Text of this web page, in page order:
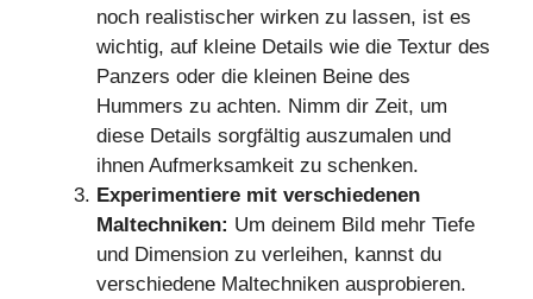
noch realistischer wirken zu lassen, ist es
wichtig, auf kleine Details wie die Textur des
Panzers oder die kleinen Beine des
Hummers zu achten. Nimm dir Zeit, um
diese Details sorgfältig auszumalen und
ihnen Aufmerksamkeit zu schenken.
Experimentiere mit verschiedenen
Maltechniken: Um deinem Bild mehr Tiefe
und Dimension zu verleihen, kannst du
verschiedene Maltechniken ausprobieren.